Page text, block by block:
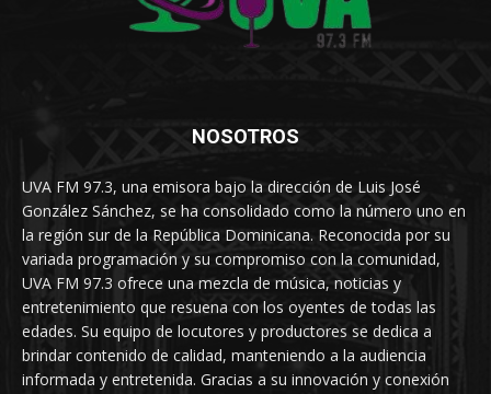
NOSOTROS
UVA FM 97.3, una emisora bajo la dirección de Luis José
González Sánchez, se ha consolidado como la número uno en
la región sur de la República Dominicana. Reconocida por su
variada programación y su compromiso con la comunidad,
UVA FM 97.3 ofrece una mezcla de música, noticias y
entretenimiento que resuena con los oyentes de todas las
edades. Su equipo de locutores y productores se dedica a
brindar contenido de calidad, manteniendo a la audiencia
informada y entretenida. Gracias a su innovación y conexión